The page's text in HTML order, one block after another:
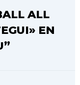
ALL
EN